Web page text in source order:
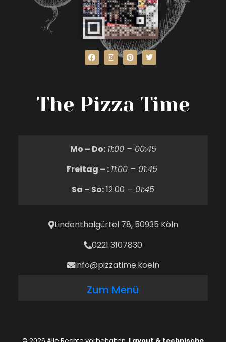
The Pizza Time
Mo – Do: 11:00 – 00:45
Freitag – : 11:00 – 01:45
Sa – So:12:00 – 01:45
Lindenthalgürtel 78, 50935 Köln
0221 3107830
info@pizzatime.koeln
Zum Menü